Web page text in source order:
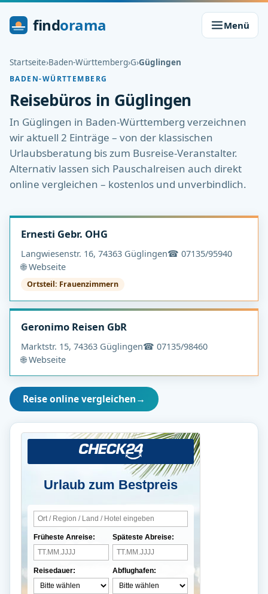
findorama Menü
Startseite›Baden-Württemberg›G›Güglingen
BADEN-WÜRTTEMBERG
Reisebüros in Güglingen
In Güglingen in Baden-Württemberg verzeichnen
wir aktuell 2 Einträge – von der klassischen
Urlaubsberatung bis zum Busreise-Veranstalter.
Alternativ lassen sich Pauschalreisen auch direkt
online vergleichen – kostenlos und unverbindlich.
Ernesti Gebr. OHG
Langwiesenstr. 16, 74363 Güglingen☎ 07135/95940
🌐 Webseite
Ortsteil: Frauenzimmern
Geronimo Reisen GbR
Marktstr. 15, 74363 Güglingen☎ 07135/98460
🌐 Webseite
Reise online vergleichen→
Urlaub zum Bestpreis
Früheste Anreise:
Reisedauer:
Späteste Abreise:
Abflughafen: